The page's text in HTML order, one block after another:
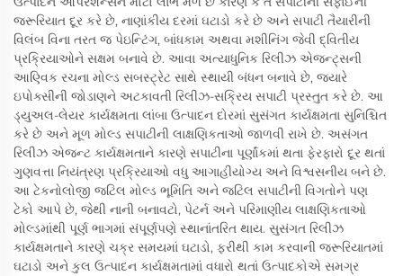
જરૂરિયાત દૂર કરે છે, નાણાંકીય દરમાં ઘટાડો કરે છે અને સપાટી તૈયારીની
વિલંબ વિના તરત જ પેઇન્ટિંગ, બાંધકામ અથવા મશીનિંગ જેવી દ્વિતીય
પ્રક્રિયાઓને સક્ષમ બનાવે છે. આવા અત્યાધુનિક રિલીઝ એજન્ટ્સની
આણ્વિક રચના મોલ્ડ સબસ્ટ્રેટ સાથે સ્થાયી બંધન બનાવે છે, જ્યારે
ઇપોક્સીની જોડાણને અટકાવતી રિલીઝ-સક્રિય સપાટી પ્રસ્તુત કરે છે. આ
ડ્યુઅલ-લેયર કાર્યક્ષમતા લાંબા ઉત્પાદન દોરમાં સુસંગત કાર્યક્ષમતા સુનિશ્ચિત
કરે છે અને મૂળ મોલ્ડ સપાટીની લાક્ષણિકતાઓ જાળવી રાખે છે. અસંગત
રિલીઝ એજન્ટ કાર્યક્ષમતાને કારણે સપાટીના પૂર્ણાંકમાં થતા ફેરફારો દૂર થતાં
ગુણવત્તા નિયંત્રણ પ્રક્રિયાઓ વધુ આગાહીયોગ્ય અને વિશ્વસનીય બને છે.
આ ટેકનોલોજી જટિલ મોલ્ડ ભૂમિતિ અને જટિલ સપાટીની વિગતોને પણ
ટેકો આપે છે, જેથી નાની બનાવટો, પેટર્ન અને પરિમાણીય લાક્ષણિકતાઓ
મોલ્ડમાંથી પૂર્ણ ભાગમાં સંપૂર્ણપણે સ્થાનાંતરિત થાય. સુસંગત રિલીઝ
કાર્યક્ષમતાને કારણે ચક્ર સમયમાં ઘટાડો, ફરીથી કામ કરવાની જરૂરિયાતમાં
ઘટાડો અને કુલ ઉત્પાદન કાર્યક્ષમતામાં વધારો થતાં ઉત્પાદકોએ સમગ્ર